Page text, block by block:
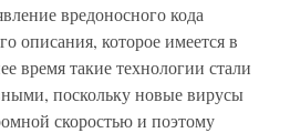
вредоносного кода
описания, которое имеется в
время такие технологии стали
поскольку новые вирусы
скоростью и поэтому